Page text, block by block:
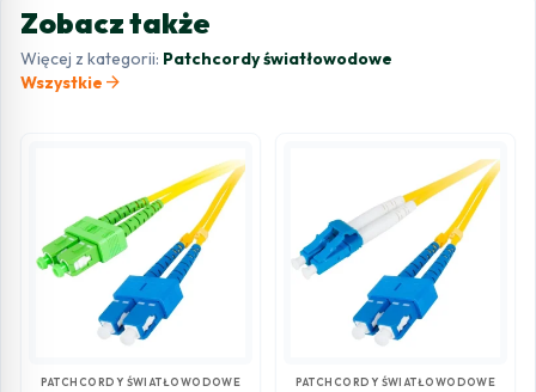
Zobacz także
Więcej z kategorii: Patchcordy światłowodowe
Wszystkie arrow_forward
PATCHCORDY ŚWIATŁOWODOWE PATCHCORDY ŚWIATŁOWODOWE